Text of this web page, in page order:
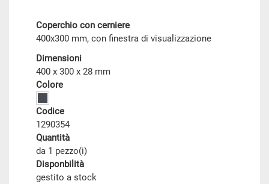
Coperchio con cerniere
400x300 mm, con finestra di visualizzazione
Dimensioni
400 x 300 x 28 mm
Colore
Codice
1290354
Quantità
da 1 pezzo(i)
Disponbilità
gestito a stock